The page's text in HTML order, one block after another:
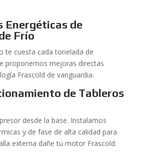
Energéticas de
Frío
te cuesta cada tonelada de
proponemos mejoras directas
Frascold de vanguardia.
de Tableros
desde la base. Instalamos
y de fase de alta calidad para
externa dañe tu motor Frascold.